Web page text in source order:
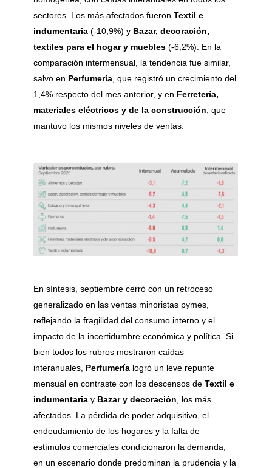
sectores. Los más afectados fueron Textil e
indumentaria (-10,9%) y Bazar, decoración,
textiles para el hogar y muebles (-6,2%). En la
comparación intermensual, la tendencia fue similar,
salvo en Perfumería , que registró un crecimiento del
1,4% respecto del mes anterior, y en Ferretería,
materiales eléctricos y de la construcción , que
mantuvo los mismos niveles de ventas.
En síntesis, septiembre cerró con un retroceso
generalizado en las ventas minoristas pymes,
reflejando la fragilidad del consumo interno y el
impacto de la incertidumbre económica y política. Si
bien todos los rubros mostraron caídas
interanuales, Perfumería logró un leve repunte
mensual en contraste con los descensos de Textil e
indumentaria y Bazar y decoración , los más
afectados. La pérdida de poder adquisitivo, el
endeudamiento de los hogares y la falta de
estímulos comerciales condicionaron la demanda,
en un escenario donde predominan la prudencia y la